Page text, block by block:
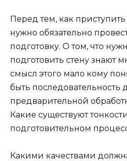
Перед тем, как
нужно обязательно
подготовку. О том, что
подготовить стену знают
смысл этого мало кому
быть последовательность
предварительной
Какие существуют
подготовительном
Какими качествами